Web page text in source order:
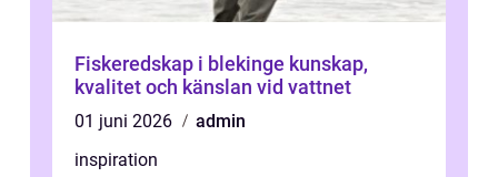
Fiskeredskap i blekinge kunskap,
kvalitet och känslan vid vattnet
01 juni 2026
admin
inspiration